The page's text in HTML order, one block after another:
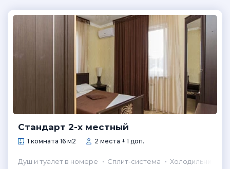
Стандарт 2-х местный
1 комната 16 м2 2 места + 1 доп.
Душ и туалет в номере Сплит-система
Холодильник в